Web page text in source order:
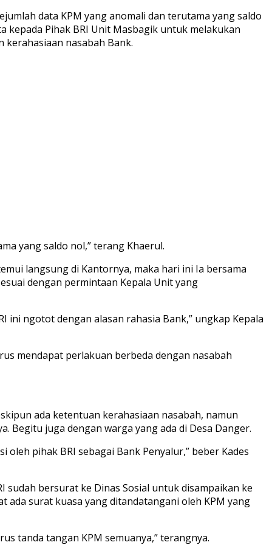
data KPM yang anomali dan terutama yang saldo
kepada Pihak BRI Unit Masbagik untuk melakukan
nasabah Bank.
yang saldo nol,” terang Khaerul.
langsung di Kantornya, maka hari ini Ia bersama
dengan permintaan Kepala Unit yang
ini ngotot dengan alasan rahasia Bank,” ungkap Kepala
mendapat perlakuan berbeda dengan nasabah
ada ketentuan kerahasiaan nasabah, namun
Begitu juga dengan warga yang ada di Desa Danger.
pihak BRI sebagai Bank Penyalur,” beber Kades
sudah bersurat ke Dinas Sosial untuk disampaikan ke
ada surat kuasa yang ditandatangani oleh KPM yang
tanda tangan KPM semuanya,” terangnya.